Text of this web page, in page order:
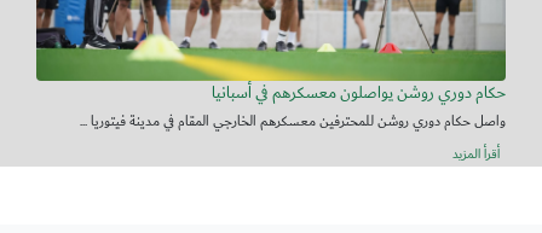
حكام دوري روشن يواصلون معسكرهم في أسبانيا
واصل حكام دوري روشن للمحترفين معسكرهم الخارجي المقام في مدينة فيتوريا ...
أقرأ المزيد